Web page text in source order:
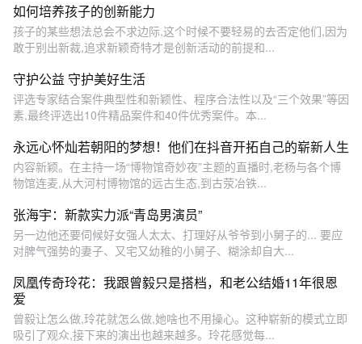
如何培养孩子的创新能力
孩子的某些想法总会不求边际,这个时候不要轻易的去否定他们,因为
敢于别出新裁,追求新颖奇特才是创新活动的前提和...
守护公益 守护美好生活
评选专家结合案件典型性和新颖性、程序合法性以及“三个效果”等因
素,最终评选出10件精品案件和40件优秀案件。本...
永远心怀灿若朝阳的梦想！他们在抖音开拓自己的崭新人生
内容新颖。在主持一场“博物馆奇妙夜”主题的直播时,老杨与各个博
物馆连麦,从大河村博物馆的远古生态,到古荥冶铁...
张海宇：新款实力派“青岛男演员”
另一边他还要伺候好女强人太太、打理好从爷爷到小舅子的... 要应
对脾气强势的妻子、又宅又幼稚的小舅子、糊涂却自大...
凤凰传奇玲花：我跟曾毅只是搭档，和老公结婚11年很恩
爱
曾毅让怎么做,玲花就怎么做,她啥也不用操心。这种崭新的模式立即
吸引了观众,接下来的演出也越来越多。玲花感觉每...